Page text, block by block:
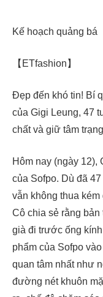
Kế hoạch quảng bá
【ETfashion】
Đẹp đến khó tin! Bí
của Gigi Leung, 47
chất và giữ tâm
Hôm nay (ngày 12),
của Sofpo. Dù đã
vẫn không thua
Cô chia sẻ rằng
già đi trước ống
phẩm của Sofpo
quan tâm nhất như
đường nét khuôn